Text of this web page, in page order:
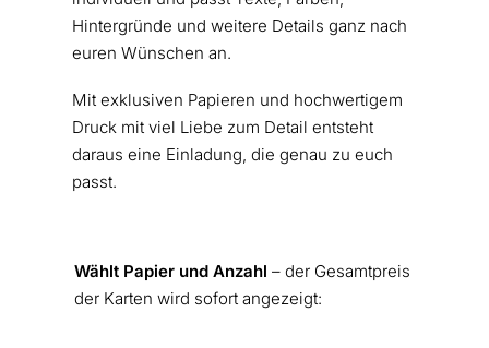
Hintergründe und weitere Details ganz nach
euren Wünschen an.
Mit exklusiven Papieren und hochwertigem
Druck mit viel Liebe zum Detail entsteht
daraus eine Einladung, die genau zu euch
passt.
Wählt Papier und Anzahl – der Gesamtpreis
der Karten wird sofort angezeigt: